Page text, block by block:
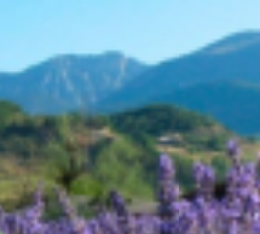
en toutes saisons